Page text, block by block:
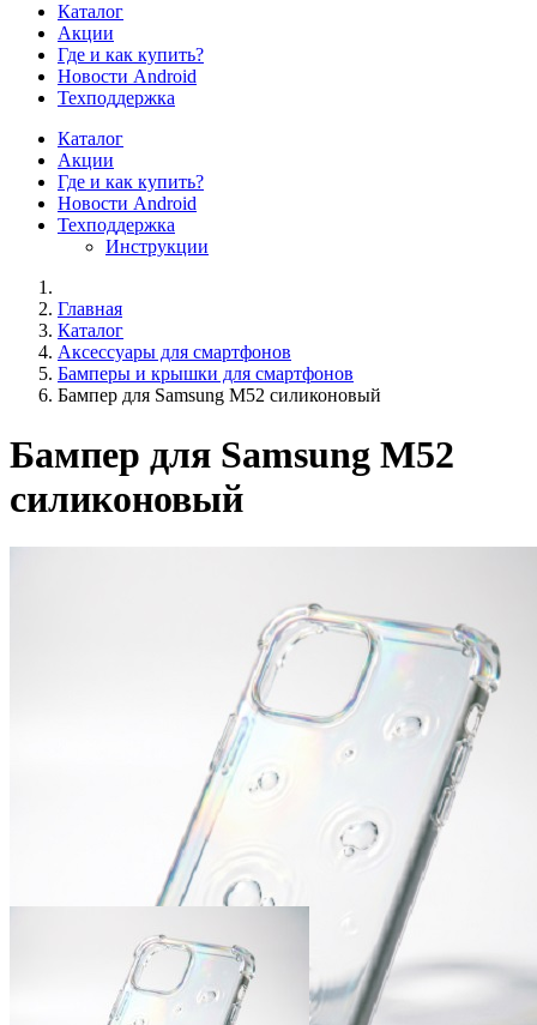
Каталог
Акции
Где и как купить?
Новости Android
Техподдержка
Каталог
Акции
Где и как купить?
Новости Android
Техподдержка
Инструкции
Главная
Каталог
Аксессуары для смартфонов
Бамперы и крышки для смартфонов
Бампер для Samsung M52 силиконовый
Бампер для Samsung M52
силиконовый